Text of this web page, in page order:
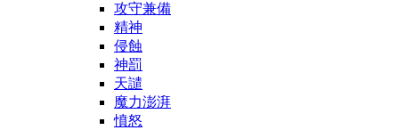
攻守兼備
精神
侵蝕
神罰
天譴
魔力澎湃
憤怒